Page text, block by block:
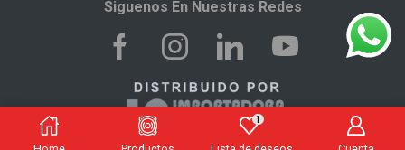
1
Siguenos En Nuestras Redes